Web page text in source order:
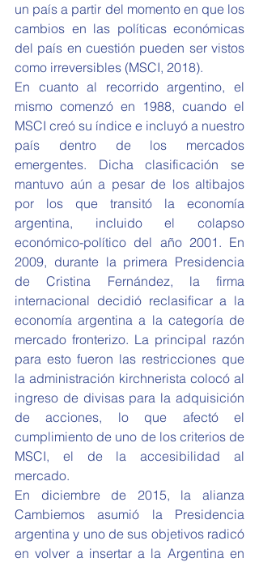
un país a partir del momento en que los
cambios en las políticas económicas
del país en cuestión pueden ser vistos
como irreversibles (MSCI, 2018).
En cuanto al recorrido argentino, el
mismo comenzó en 1988, cuando el
MSCI creó su índice e incluyó a nuestro
país dentro de los mercados
emergentes. Dicha clasificación se
mantuvo aún a pesar de los altibajos
por los que transitó la economía
argentina, incluido el colapso
económico-político del año 2001. En
2009, durante la primera Presidencia
de Cristina Fernández, la firma
internacional decidió reclasificar a la
economía argentina a la categoría de
mercado fronterizo. La principal razón
para esto fueron las restricciones que
la administración kirchnerista colocó al
ingreso de divisas para la adquisición
de acciones, lo que afectó el
cumplimiento de uno de los criterios de
MSCI, el de la accesibilidad al
mercado.
En diciembre de 2015, la alianza
Cambiemos asumió la Presidencia
argentina y uno de sus objetivos radicó
en volver a insertar a la Argentina en